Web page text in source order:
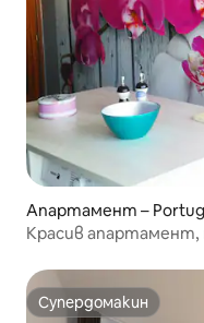
Апартамент –
Красив апартамент,
Супердомакин
Супердомакин